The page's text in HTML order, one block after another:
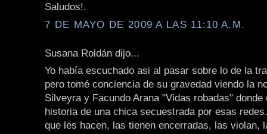
Saludos!.
7 DE MAYO DE 2009 A LAS 11:10 A.M.
Susana Roldán dijo...
Yo había escuchado asi al pasar sobre lo de la
pero tomé conciencia de su gravedad viendo la
Silveyra y Facundo Arana "Vidas robadas" donde
historia de una chica secuestrada por esas
que les hacen, las tienen encerradas, las violan,